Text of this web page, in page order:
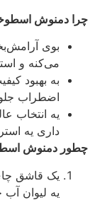
دمنوش
بوی
می‌کنه و
به بهبود
اضطراب
یه انتخاب عالی
داری یه
دمنوش
یک قاشق
یه لیوان آب